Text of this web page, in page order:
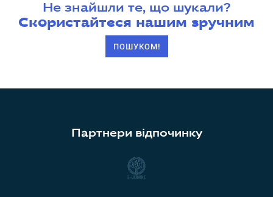
Не знайшли те, що шукали?
Скористайтеся нашим зручним
ПОШУКОМ!
Партнери відпочинку